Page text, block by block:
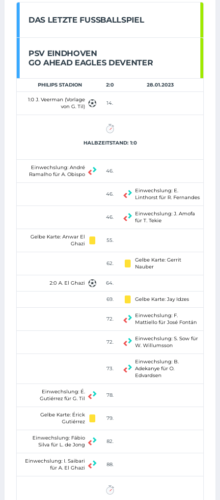
DAS LETZTE FUSSBALLSPIEL
PSV EINDHOVEN
GO AHEAD EAGLES DEVENTER
PHILIPS STADION 2:0 28.01.2023
1:0 J. Veerman (Vorlage
von G. Til)
14.
HALBZEITSTAND: 1:0
Einwechslung: André
Ramalho für A. Obispo
46.
46.
Einwechslung: E.
Linthorst für R. Fernandes
46.
Einwechslung: J. Amofa
für T. Tekie
Gelbe Karte: Anwar El
Ghazi
55.
62.
Gelbe Karte: Gerrit
Nauber
2:0 A. El Ghazi 64.
69. Gelbe Karte: Jay Idzes
72.
Einwechslung: F.
Mattiello für José Fontán
72.
Einwechslung: S. Sow für
W. Willumsson
73.
Einwechslung: B.
Adekanye für O.
Edvardsen
Einwechslung: É.
Gutiérrez für G. Til
78.
Gelbe Karte: Érick
Gutiérrez
79.
Einwechslung: Fábio
Silva für L. de Jong
82.
Einwechslung: I. Saibari
für A. El Ghazi
88.